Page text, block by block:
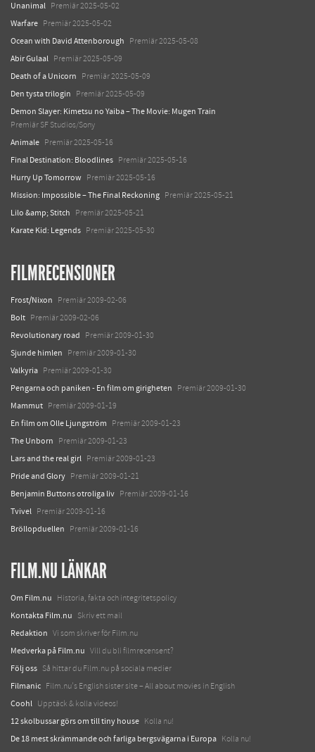
Unanimal Premiär 2025-05-02
Warfare Premiär 2025-05-02
Ocean with David Attenborough Premiär 2025-05-08
Abir Gulaal Premiär 2025-05-09
Death of a Unicorn Premiär 2025-05-09
Den tysta trilogin Premiär 2025-05-09
Demon Slayer: Kimetsu no Yaiba – The Movie: Mugen Train
Premiär SF Studios/Sony
Animale Premiär 2025-05-16
Final Destination: Bloodlines Premiär 2025-05-16
Hurry Up Tomorrow Premiär 2025-05-16
Mission: Impossible – The Final Reckoning Premiär 2025-05-21
Lilo &amp; Stitch Premiär 2025-05-21
Karate Kid: Legends Premiär 2025-05-30
FILMRECENSIONER
Frost/Nixon Premiär 2009-02-06
Bolt Premiär 2009-02-06
Revolutionary road Premiär 2009-01-30
Sjunde himlen Premiär 2009-01-30
Valkyria Premiär 2009-01-30
Pengarna och paniken - En film om girigheten Premiär 2009-01-30
Mammut Premiär 2009-01-19
En film om Olle Ljungström Premiär 2009-01-23
The Unborn Premiär 2009-01-23
Lars and the real girl Premiär 2009-01-23
Pride and Glory Premiär 2009-01-21
Benjamin Buttons otroliga liv Premiär 2009-01-16
Tvivel Premiär 2009-01-16
Bröllopduellen Premiär 2009-01-16
FILM.NU LÄNKAR
Om Film.nu Historia, fakta och integritetspolicy
Kontakta Film.nu Skriv ett mail
Redaktion Vi som skriver för Film.nu
Medverka på Film.nu Vill du bli filmrecensent?
Följ oss Så hittar du Film.nu på sociala medier
Filmanic Film.nu's English sister site – All about movies in English
Coohl Upptäck & kolla videos!
12 skolbussar görs om till tiny house Kolla nu!
De 18 mest skrämmande och farliga bergsvägarna i Europa Kolla nu!